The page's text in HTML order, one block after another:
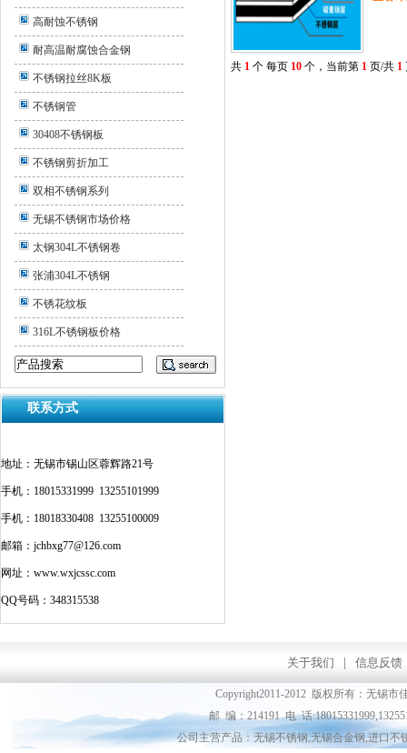
高耐蚀不锈钢
耐高温耐腐蚀合金钢
不锈钢拉丝8K板
不锈钢管
30408不锈钢板
不锈钢剪折加工
双相不锈钢系列
无锡不锈钢市场价格
太钢304L不锈钢卷
张浦304L不锈钢
不锈花纹板
316L不锈钢板价格
联系方式
地址：无锡市锡山区蓉辉路21号
手机：18015331999 13255101999
手机：18018330408 13255100009
邮箱：jchbxg77@126.com
网址：www.wxjcssc.com
QQ号码：348315538
共 1 个 每页 10 个，当前第 1 页/共 1
关于我们 信息反馈
Copyright2011-2012 版权所有：无锡
邮 编：214191 电 话
公司主营产品：无锡不锈钢,无锡合金钢,进口